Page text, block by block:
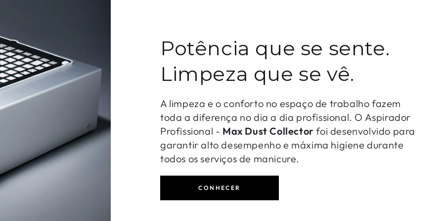
Potência que se sente.
Limpeza que se vê.
A limpeza e o conforto no espaço de trabalho fazem
toda a diferença no dia a dia profissional. O Aspirador
Profissional - Max Dust Collectorfoi desenvolvido para
garantir alto desempenho e máxima higiene durante
todos os serviços de manicure.
CONHECER